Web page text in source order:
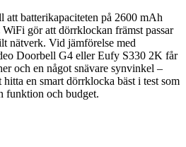
att batterikapaciteten på 2600 mAh
gör att dörrklockan främst passar
nätverk. Vid jämförelse med
Doorbell G4 eller Eufy S330 2K får
och en något snävare synvinkel –
en smart dörrklocka bäst i test som
funktion och budget.